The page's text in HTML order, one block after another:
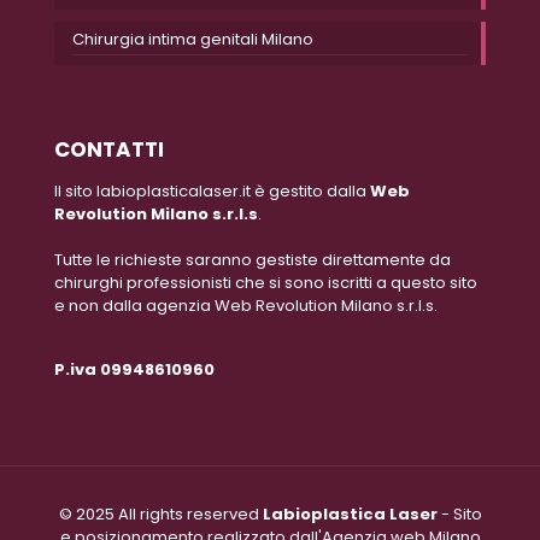
Chirurgia intima genitali Milano
CONTATTI
Il sito labioplasticalaser.it è gestito dalla Web
Revolution Milano s.r.l.s.
Tutte le richieste saranno gestiste direttamente da
chirurghi professionisti che si sono iscritti a questo sito
e non dalla agenzia Web Revolution Milano s.r.l.s.
P.iva 09948610960
© 2025 All rights reserved Labioplastica Laser- Sito